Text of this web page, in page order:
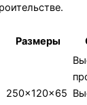
Размеры
250x120x65